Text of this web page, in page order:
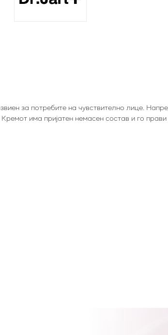
за потребите на чувствително лице.
има пријатен немасен состав и го